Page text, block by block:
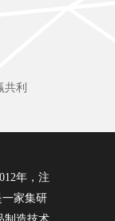
利
年，注
一家集研